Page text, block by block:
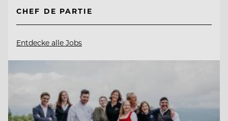
CHEF DE PARTIE
Entdecke alle Jobs